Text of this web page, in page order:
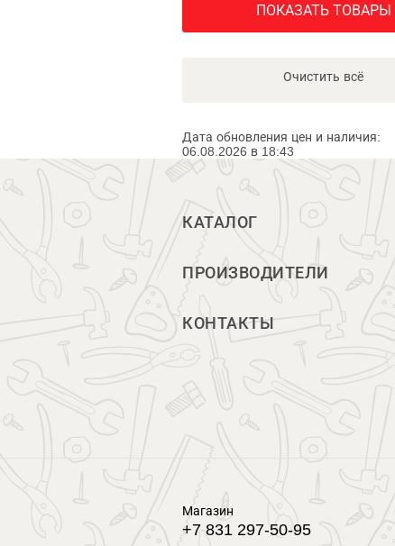
ПОКАЗАТЬ ТОВАРЫ
Очистить всё
Дата обновления цен и наличия:
06.08.2026 в 18:43
КАТАЛОГ
ПРОИЗВОДИТЕЛИ
КОНТАКТЫ
Магазин
+7 831 297-50-95